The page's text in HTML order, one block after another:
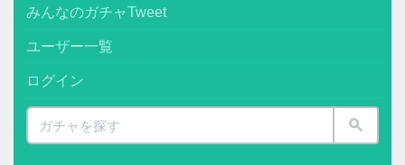
みんなのガチャTweet
ユーザー一覧
ログイン